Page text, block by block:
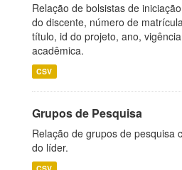
Relação de bolsistas de
do discente, número de
título, id do projeto, ano,
acadêmica.
CSV
Grupos de Pesquisa
Relação de grupos de pesquisa
do líder.